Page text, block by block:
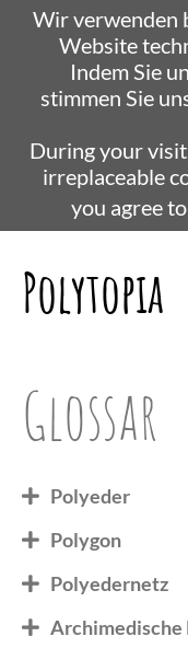
Wir verwenden
Website
Indem Sie
stimmen Sie
During your
irreplaceable
you agree
Polytopia
Glossar
Polyeder
Polygon
Polyedernetz
Archimedische